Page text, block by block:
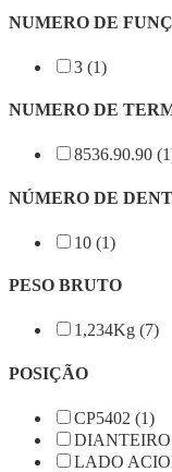
NUMERO DE
3 (1)
NUMERO DE
8536.90.90
NÚMERO DE
10 (1)
PESO BRUTO
1,234Kg (7)
POSIÇÃO
CP5402 (1)
LADO